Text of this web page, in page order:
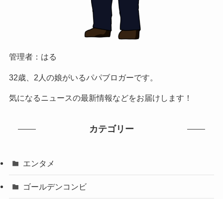
管理者：はる
32歳、2人の娘がいるパパブロガーです。
気になるニュースの最新情報などをお届けします！
カテゴリー
エンタメ
ゴールデンコンビ